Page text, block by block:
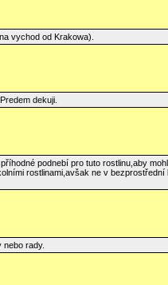
vychod od Krakowa).
dekuji.
podnebí pro tuto rostlinu,aby
rostlinami,avšak ne v
rady.